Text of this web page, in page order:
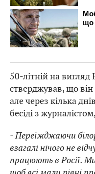
50-літній на
стверджував, що він
але через кілька
бесіді з
- Переїжджаючи
взагалі нічого не
працюють в Росії.